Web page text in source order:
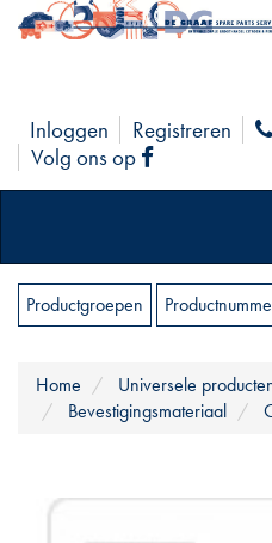
Inloggen Registreren
Volg ons op
Facebook
Productgroepen
Home
Universele
Bevestigingsmateriaal